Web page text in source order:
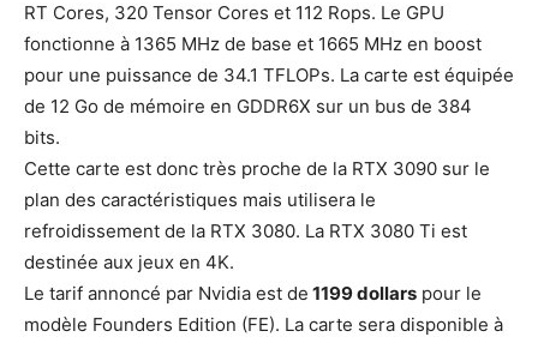
RT Cores, 320 Tensor Cores et 112 Rops. Le GPU
fonctionne à 1365 MHz de base et 1665 MHz en boost
pour une puissance de 34.1 TFLOPs. La carte est équipée
de 12 Go de mémoire en GDDR6X sur un bus de 384
bits.
Cette carte est donc très proche de la RTX 3090 sur le
plan des caractéristiques mais utilisera le
refroidissement de la RTX 3080. La RTX 3080 Ti est
destinée aux jeux en 4K.
Le tarif annoncé par Nvidia est de 1199 dollars pour le
modèle Founders Edition (FE). La carte sera disponible à